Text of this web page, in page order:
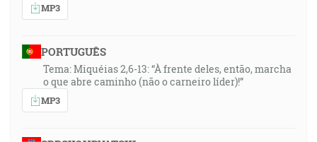
MP3
PORTUGUÊS
Tema: Miquéias 2,6-13: “À frente deles, então, marcha
o que abre caminho (não o carneiro líder)!”
MP3